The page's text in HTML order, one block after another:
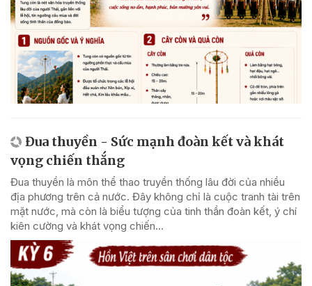
Đua thuyền - Sức mạnh đoàn kết và khát
vọng chiến thắng
Đua thuyền là môn thể thao truyền thống lâu đời của nhiều
địa phương trên cả nước. Đây không chỉ là cuộc tranh tài trên
mặt nước, mà còn là biểu tượng của tinh thần đoàn kết, ý chí
kiên cường và khát vọng chiến...